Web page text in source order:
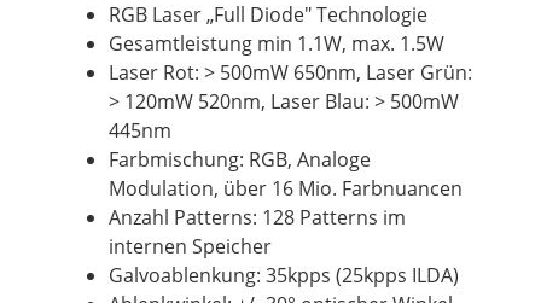
RGB Laser „Full Diode" Technologie
Gesamtleistung min 1.1W, max. 1.5W
Laser Rot: > 500mW 650nm, Laser Grün:
> 120mW 520nm, Laser Blau: > 500mW
445nm
Farbmischung: RGB, Analoge
Modulation, über 16 Mio. Farbnuancen
Anzahl Patterns: 128 Patterns im
internen Speicher
Galvoablenkung: 35kpps (25kpps ILDA)